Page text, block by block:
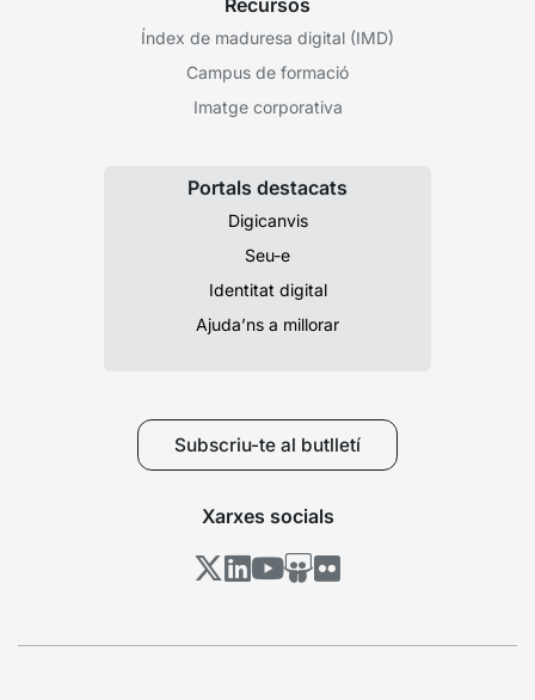
Recursos
Índex de maduresa digital (IMD)
Campus de formació
Imatge corporativa
Portals destacats
Digicanvis
Seu-e
Identitat digital
Ajuda’ns a millorar
Subscriu-te al butlletí
Xarxes socials